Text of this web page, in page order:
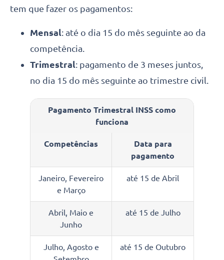
tem que fazer os pagamentos:
Mensal: até o dia 15 do mês seguinte ao da
competência.
Trimestral: pagamento de 3 meses juntos,
no dia 15 do mês seguinte ao trimestre civil.
Pagamento Trimestral INSS como
funciona
Competências
Data para
pagamento
Janeiro, Fevereiro
e Março
até 15 de Abril
Abril, Maio e
Junho
até 15 de Julho
Julho, Agosto e
até 15 de Outubro